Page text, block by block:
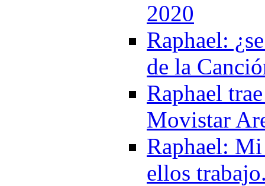
2020
Raphael:
de la
Raphael
Movistar
Raphael:
ellos